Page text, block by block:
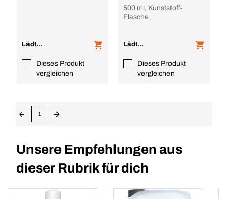
Lädt...
Dieses Produkt
vergleichen
500 ml, Kunststoff-
Flasche
Lädt...
Dieses Produkt
vergleichen
1
Unsere Empfehlungen aus
dieser Rubrik für dich